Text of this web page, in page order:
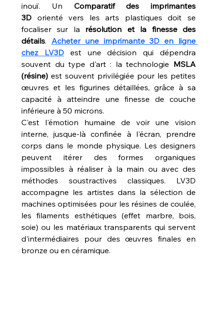
inouï. Un Comparatif des imprimantes
3D orienté vers les arts plastiques doit se
focaliser sur la résolution et la finesse des
détails. Acheter une imprimante 3D en ligne
chez LV3D est une décision qui dépendra
souvent du type d'art : la technologie MSLA
(résine) est souvent privilégiée pour les petites
œuvres et les figurines détaillées, grâce à sa
capacité à atteindre une finesse de couche
inférieure à 50 microns.
C'est l'émotion humaine de voir une vision
interne, jusque-là confinée à l'écran, prendre
corps dans le monde physique. Les designers
peuvent itérer des formes organiques
impossibles à réaliser à la main ou avec des
méthodes soustractives classiques. LV3D
accompagne les artistes dans la sélection de
machines optimisées pour les résines de coulée,
les filaments esthétiques (effet marbre, bois,
soie) ou les matériaux transparents qui servent
d'intermédiaires pour des œuvres finales en
bronze ou en céramique.